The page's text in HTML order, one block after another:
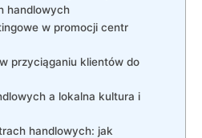
handlowych
w promocji‌ centr
przyciąganiu klientów do⁤
‌a lokalna kultura i
‌handlowych: jak